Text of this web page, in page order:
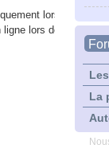
La
lors de
ligne lors de cette